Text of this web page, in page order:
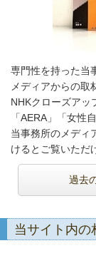
専門性を持った当
メディアからの取
NHKクローズアッ
「AERA」「女性
当事務所のメディ
けるとご覧いただ
過去
当サイト内の